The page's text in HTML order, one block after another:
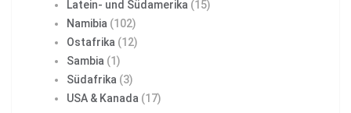
Latein- und Südamerika (15)
Namibia (102)
Ostafrika (12)
Sambia (1)
Südafrika (3)
USA & Kanada (17)